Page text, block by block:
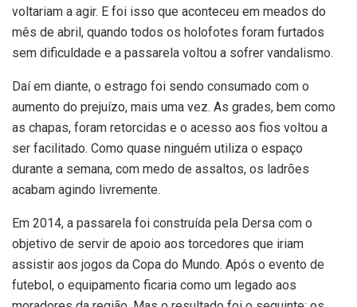
voltariam a agir. E foi isso que aconteceu em meados do
mês de abril, quando todos os holofotes foram furtados
sem dificuldade e a passarela voltou a sofrer vandalismo.
Daí em diante, o estrago foi sendo consumado com o
aumento do prejuízo, mais uma vez. As grades, bem como
as chapas, foram retorcidas e o acesso aos fios voltou a
ser facilitado. Como quase ninguém utiliza o espaço
durante a semana, com medo de assaltos, os ladrões
acabam agindo livremente.
Em 2014, a passarela foi construída pela Dersa com o
objetivo de servir de apoio aos torcedores que iriam
assistir aos jogos da Copa do Mundo. Após o evento de
futebol, o equipamento ficaria como um legado aos